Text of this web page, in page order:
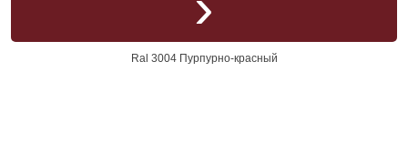
Ral 3004 Пурпурно-красный